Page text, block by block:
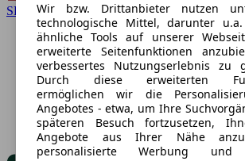
SEATWir bzw. Drittanbieter nutzen
technologische Mittel, darunter
ähnliche Tools auf unserer
erweiterte Seitenfunktionen
verbessertes Nutzungserlebnis zu
Durch diese erweiterten
ermöglichen wir die
Angebotes - etwa, um Ihre
späteren Besuch fortzusetzen,
Angebote aus Ihrer Nähe
personalisierte Werbung und